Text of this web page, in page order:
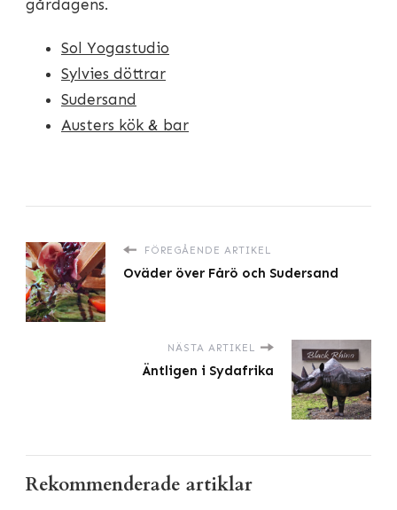
gårdagens.
Sol Yogastudio
Sylvies döttrar
Sudersand
Austers kök & bar
FÖREGÅENDE ARTIKEL
Oväder över Fårö och Sudersand
NÄSTA ARTIKEL
Äntligen i Sydafrika
Rekommenderade artiklar